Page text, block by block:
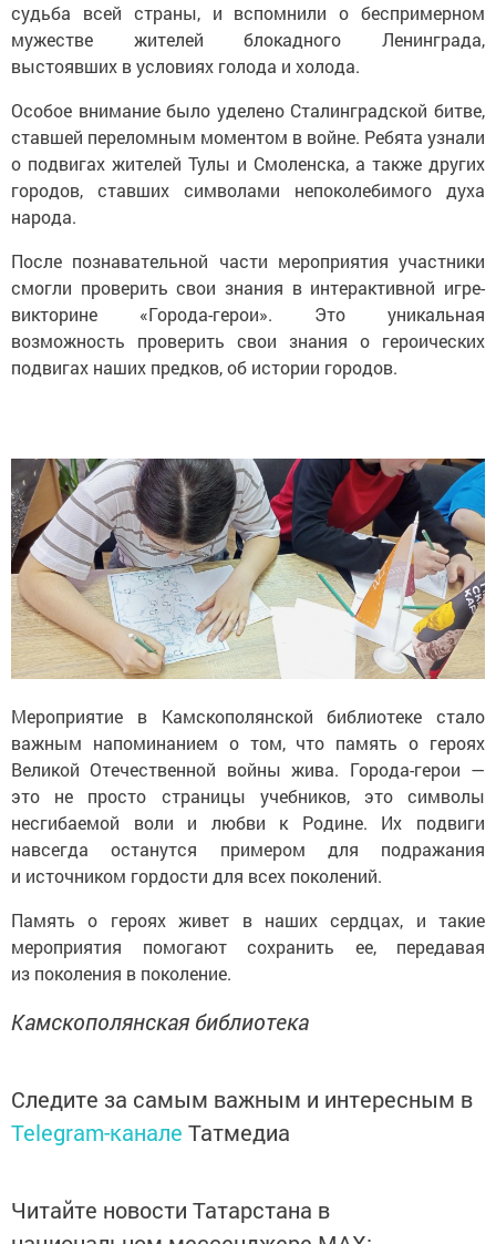
судьба всей страны, и вспомнили о беспримерном
мужестве жителей блокадного Ленинграда,
выстоявших в условиях голода и холода.
Особое внимание было уделено Сталинградской битве,
ставшей переломным моментом в войне. Ребята узнали
о подвигах жителей Тулы и Смоленска, а также других
городов, ставших символами непоколебимого духа
народа.
После познавательной части мероприятия участники
смогли проверить свои знания в интерактивной игре-
викторине «Города-герои». Это уникальная
возможность проверить свои знания о героических
подвигах наших предков, об истории городов.
Мероприятие в Камскополянской библиотеке стало
важным напоминанием о том, что память о героях
Великой Отечественной войны жива. Города-герои —
это не просто страницы учебников, это символы
несгибаемой воли и любви к Родине. Их подвиги
навсегда останутся примером для подражания
и источником гордости для всех поколений.
Память о героях живет в наших сердцах, и такие
мероприятия помогают сохранить ее, передавая
из поколения в поколение.
Камскополянская библиотека
Следите за самым важным и интересным в
Telegram-канале Татмедиа
Читайте новости Татарстана в